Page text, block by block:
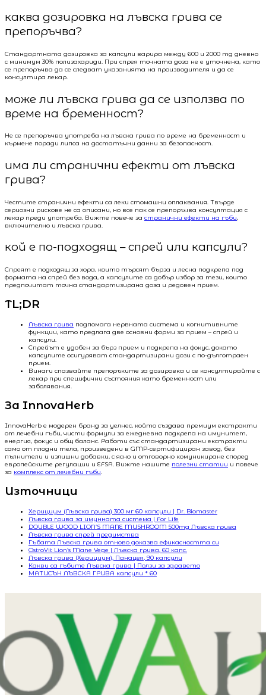
каква дозировка на лъвска грива се
препоръчва?
Стандартната дозировка за капсули варира между 600 и 2000 mg дневно
с минимум 30% полизахариди. При спрея точната доза не е уточнена, като
се препоръчва да се следват указанията на производителя и да се
консултира лекар.
може ли лъвска грива да се използва по
време на бременност?
Не се препоръчва употреба на лъвска грива по време на бременност и
кърмене поради липса на достатъчни данни за безопасност.
има ли странични ефекти от лъвска
грива?
Честите странични ефекти са леки стомашни оплаквания. Твърде
сериозни рискове не са описани, но все пак се препоръчва консултация с
лекар преди употреба. Вижте повече за странични ефекти на гъби,
включително и лъвска грива.
кой е по-подходящ – спрей или капсули?
Спреят е подходящ за хора, които търсят бърза и лесна подкрепа под
формата на спрей без вода, а капсулите са добър избор за тези, които
предпочитат точна стандартизирана доза и редовен прием.
TL;DR
Лъвска грива подпомага нервната система и когнитивните
функции, като предлага две основни форми за прием – спрей и
капсули.
Спрейът е удобен за бърз прием и подкрепа на фокус, докато
капсулите осигуряват стандартизирани дози с по-дълготраен
прием.
Винаги спазвайте препоръките за дозировка и се консултирайте с
лекар при специфични състояния като бременност или
заболявания.
За InnovaHerb
InnovaHerb е модерен бранд за уелнес, който създава премиум екстракти
от лечебни гъби, чисти формули за ежедневна подкрепа на имунитет,
енергия, фокус и общ баланс. Работи със стандартизирани екстракти
само от плодни тела, произведени в GMP-сертифициран завод, без
пълнители и излишни добавки, с ясно и отговорно комуникиране според
европейските регулации и EFSA. Вижте нашите полезни статии и повече
за комплекс от лечебни гъби.
Източници
Херициум (Лъвска грива) 300 мг 60 капсули | Dr. Biomaster
Лъвска грива за имунната система | For Life
DOUBLE WOOD LION’S MANE MUSHROOM 500mg Лъвска грива
Лъвска грива спрей предимства
Гъбата Лъвска грива отново доказва ефикасността си
OstroVit Lion’s Mane Vege | Лъвска грива, 60 капс.
Лъвска грива (Херициум), Панацея, 90 капсули
Какви са гъбите Лъвска грива | Ползи за здравето
МАТИСЪН ЛЪВСКА ГРИВА капсули * 60